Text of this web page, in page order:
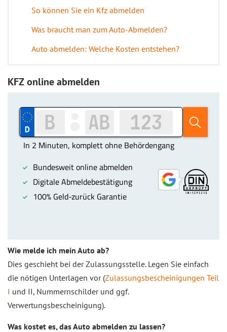
So können Sie ein Kfz abmelden
Was braucht man zum Auto-Abmelden?
Auto abmelden: Welche Kosten entstehen?
KFZ online abmelden
Wie melde ich mein Auto ab?
Dies geschieht bei der Zulassungsstelle. Legen Sie einfach
die nötigen Unterlagen vor (Zulassungsbescheinigungen Teil
I und II, Nummernschilder und ggf.
Verwertungsbescheinigung).
Was kostet es, das Auto abmelden zu lassen?